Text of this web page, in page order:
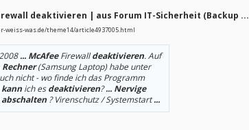
deaktivieren | aus Forum IT-Sicherheit (Backup ...
weiss-was.de/theme14/article4937005.html
... McAfeeFirewalldeaktivieren. Auf
(Samsung Laptop) habe unter
nicht - wo finde ich das Programm
ich esdeaktivieren?... Nervige
abschalten? Virenschutz / Systemstart...